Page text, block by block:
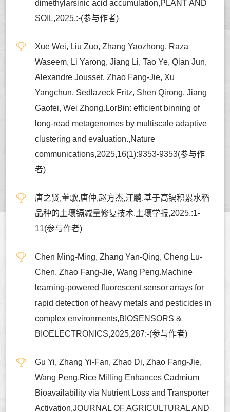
dimethylarsinic acid accumulation,PLANT AND
SOIL,2025,:-(参与作者)
Xue Wei, Liu Zuo, Zhang Yaozhong, Raza
Waseem, Li Yarong, Jiang Li, Tao Ye, Qian Jun,
Alexandre Jousset, Zhao Fang-Jie, Xu
Yangchun, Sedlazeck Fritz, Shen Qirong, Jiang
Gaofei, Wei Zhong.LorBin: efficient binning of
long-read metagenomes by multiscale adaptive
clustering and evaluation.,Nature
communications,2025,16(1):9353-9353(参与作
者)
唐之贤,董歌,唐仲,赵方杰,汪鹏.基于高镉积累水稻
品种的土壤镉减量修复技术,土壤学报,2025,:1-
11(参与作者)
Chen Ming-Ming, Zhang Yan-Qing, Cheng Lu-
Chen, Zhao Fang-Jie, Wang Peng.Machine
learning-powered fluorescent sensor arrays for
rapid detection of heavy metals and pesticides in
complex environments,BIOSENSORS &
BIOELECTRONICS,2025,287:-(参与作者)
Gu Yi, Zhang Yi-Fan, Zhao Di, Zhao Fang-Jie,
Wang Peng.Rice Milling Enhances Cadmium
Bioavailability via Nutrient Loss and Transporter
Activation,JOURNAL OF AGRICULTURAL AND